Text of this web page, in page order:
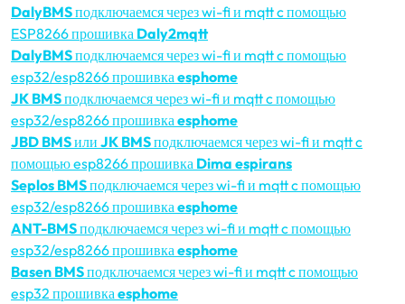
DalyBMSподключаемся через wi-fi и mqtt c помощью
ESP8266 прошивка Daly2mqtt
DalyBMSподключаемся через wi-fi и mqtt c помощью
esp32/esp8266 прошивкаesphome
JK BMSподключаемся через wi-fi и mqtt c помощью
esp32/esp8266 прошивкаesphome
JBD BMSили JK BMSподключаемся через wi-fi и mqtt c
помощью esp8266 прошивка Dima espirans
Seplos BMSподключаемся через wi-fi и mqtt c помощью
esp32/esp8266 прошивкаesphome
ANT-BMSподключаемся через wi-fi и mqtt c помощью
esp32/esp8266 прошивкаesphome
Basen BMSподключаемся через wi-fi и mqtt c помощью
esp32 прошивкаesphome